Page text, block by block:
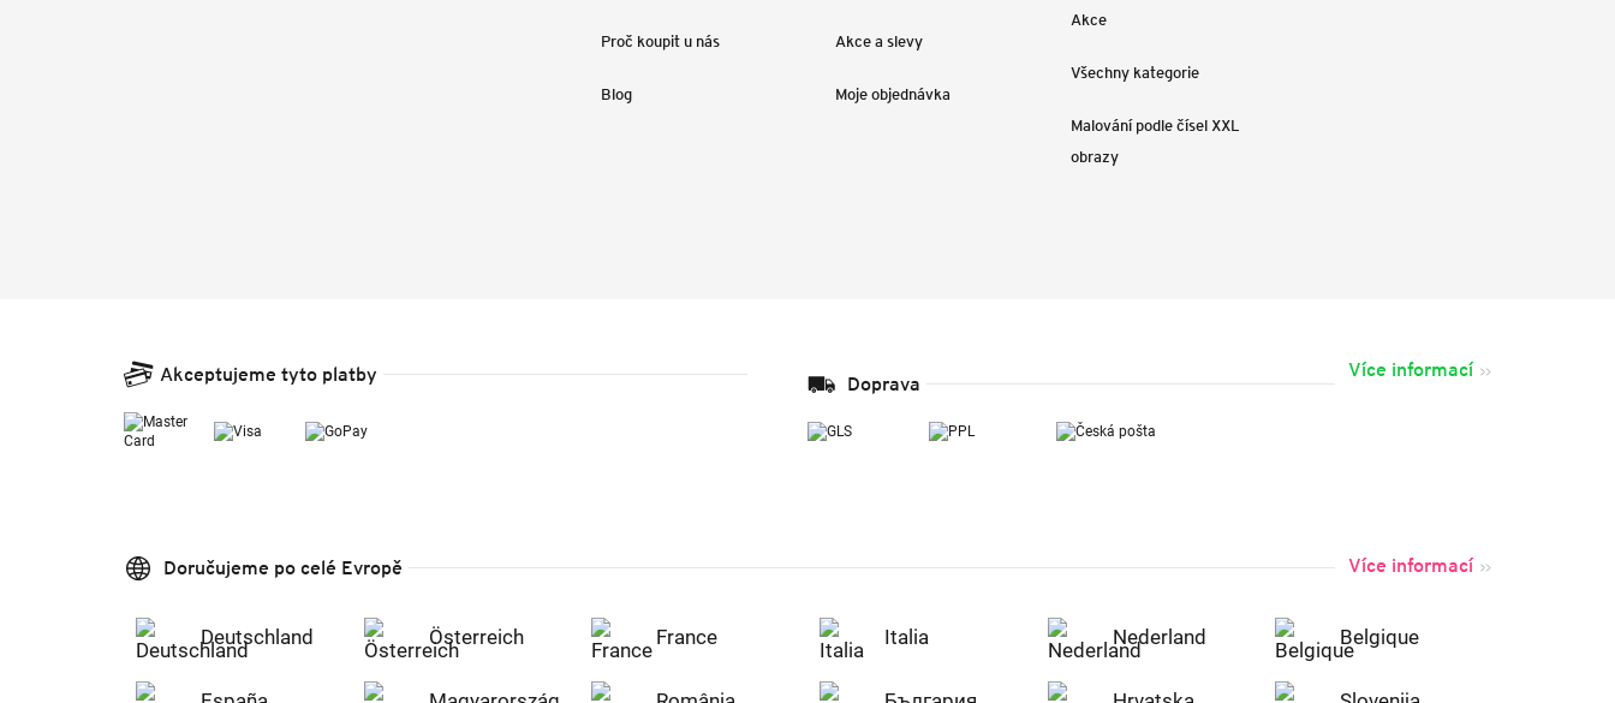
Proč koupit u nás
Blog
Akce a slevy
Moje objednávka
Akce
Všechny kategorie
Malování podle čísel XXL
obrazy
Akceptujeme tyto platby Doprava
Více informací
Doručujeme po celé Evropě Více informací
Deutschland Österreich France Italia Nederland Belgique